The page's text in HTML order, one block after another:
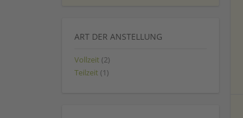
ART DER ANSTELLUNG
Vollzeit (2)
Teilzeit (1)